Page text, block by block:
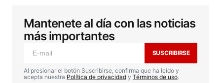
Tu dirección de correo electrónico no será
publicada. Los campos obligatorios están
marcados con *
Comentario*
Mantenete al día con las noticias
más importantes
SUSCRIBIRSE
Al presionar el botón Suscribirse, confirma que ha leído y
acepta nuestra Política de privacidad y Términos de uso.